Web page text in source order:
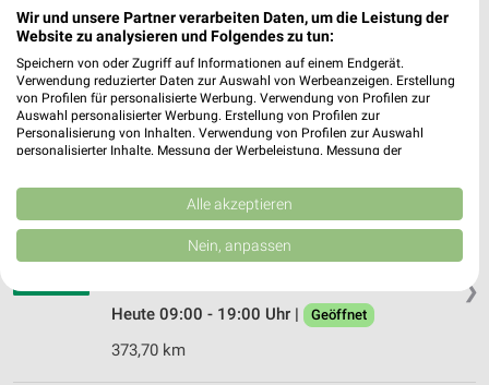
Siemes Schuhcenter Amberg
Regensburger Straße 63
92224 Amberg
Heute 09:00 - 19:00 Uhr | Geöffnet
❯
DEICHMANN Bad Kötzting
Lamer Straße 17
Heute 09:00 - 19:00 Uhr |
Geöffnet
373,70 km
Wir und unsere Partner verarbeiten Daten, um die Leistung der
Website zu analysieren und Folgendes zu tun:
Speichern von oder Zugriff auf Informationen auf einem Endgerät.
Verwendung reduzierter Daten zur Auswahl von Werbeanzeigen. Erstellung
von Profilen für personalisierte Werbung. Verwendung von Profilen zur
Auswahl personalisierter Werbung. Erstellung von Profilen zur
Personalisierung von Inhalten. Verwendung von Profilen zur Auswahl
personalisierter Inhalte. Messung der Werbeleistung. Messung der
Kombinationen von Daten aus verschiedenen Quellen. Entwicklung und
Verbesserung der Angebote. Verwendung reduzierter Daten zur Auswahl
von Inhalten.
Daten können außerhalb der Europäischen Union weitergegeben und in die
Website/App.
Partnerliste anzeigen (1 IAB-Anbieter)
Wir nutzen Ihre Daten für folgende Zwecke:
Alle akzeptieren
Nein, anpassen